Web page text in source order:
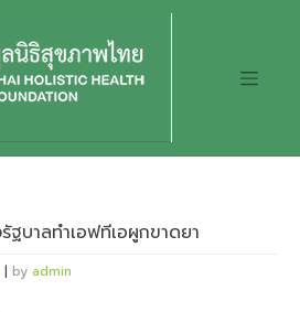
ฐบาลทำเอฟทีเอผูกขาดยา
| by admin